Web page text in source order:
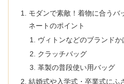
モダンで素敵！着物に合うバ
ネートのポイント
ヴィトンなどのブランドか
クラッチバッグ
革製の普段使い用バッグ
結婚式や入学式・卒業式にふ